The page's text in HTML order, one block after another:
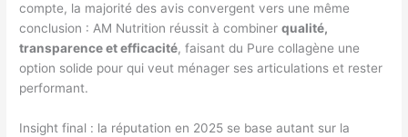
compte, la majorité des avis convergent vers une même
conclusion : AM Nutrition réussit à combinerqualité,
transparence et efficacité, faisant du Pure collagène une
option solide pour qui veut ménager ses articulations et rester
performant.
Insight final : la réputation en 2025 se base autant sur la